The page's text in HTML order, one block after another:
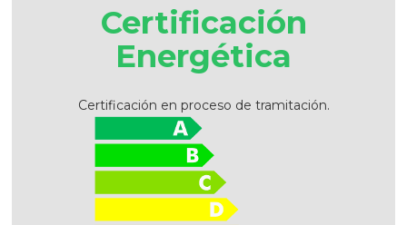
Certificación
Energética
Certificación en proceso de tramitación.